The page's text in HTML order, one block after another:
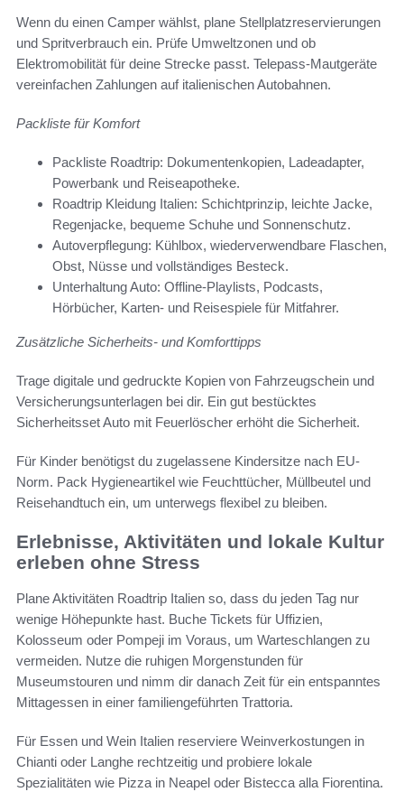
Wenn du einen Camper wählst, plane Stellplatzreservierungen
und Spritverbrauch ein. Prüfe Umweltzonen und ob
Elektromobilität für deine Strecke passt. Telepass-Mautgeräte
vereinfachen Zahlungen auf italienischen Autobahnen.
Packliste für Komfort
Packliste Roadtrip: Dokumentenkopien, Ladeadapter,
Powerbank und Reiseapotheke.
Roadtrip Kleidung Italien: Schichtprinzip, leichte Jacke,
Regenjacke, bequeme Schuhe und Sonnenschutz.
Autoverpflegung: Kühlbox, wiederverwendbare Flaschen,
Obst, Nüsse und vollständiges Besteck.
Unterhaltung Auto: Offline-Playlists, Podcasts,
Hörbücher, Karten- und Reisespiele für Mitfahrer.
Zusätzliche Sicherheits- und Komforttipps
Trage digitale und gedruckte Kopien von Fahrzeugschein und
Versicherungsunterlagen bei dir. Ein gut bestücktes
Sicherheitsset Auto mit Feuerlöscher erhöht die Sicherheit.
Für Kinder benötigst du zugelassene Kindersitze nach EU-
Norm. Pack Hygieneartikel wie Feuchttücher, Müllbeutel und
Reisehandtuch ein, um unterwegs flexibel zu bleiben.
Erlebnisse, Aktivitäten und lokale Kultur
erleben ohne Stress
Plane Aktivitäten Roadtrip Italien so, dass du jeden Tag nur
wenige Höhepunkte hast. Buche Tickets für Uffizien,
Kolosseum oder Pompeji im Voraus, um Warteschlangen zu
vermeiden. Nutze die ruhigen Morgenstunden für
Museumstouren und nimm dir danach Zeit für ein entspanntes
Mittagessen in einer familiengeführten Trattoria.
Für Essen und Wein Italien reserviere Weinverkostungen in
Chianti oder Langhe rechtzeitig und probiere lokale
Spezialitäten wie Pizza in Neapel oder Bistecca alla Fiorentina.